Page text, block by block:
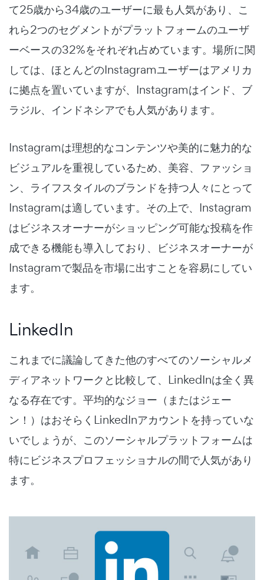
て25歳から34歳のユーザーに最も人気があり、こ
れら2つのセグメントがプラットフォームのユーザ
ーベースの32%をそれぞれ占めています。場所に関
しては、ほとんどのInstagramユーザーはアメリカ
に拠点を置いていますが、Instagramはインド、ブ
ラジル、インドネシアでも人気があります。
Instagramは理想的なコンテンツや美的に魅力的な
ビジュアルを重視しているため、美容、ファッショ
ン、ライフスタイルのブランドを持つ人々にとって
Instagramは適しています。その上で、Instagram
はビジネスオーナーがショッピング可能な投稿を作
成できる機能も導入しており、ビジネスオーナーが
Instagramで製品を市場に出すことを容易にしてい
ます。
LinkedIn
これまでに議論してきた他のすべてのソーシャルメ
ディアネットワークと比較して、LinkedInは全く異
なる存在です。平均的なジョー（またはジェー
ン！）はおそらくLinkedInアカウントを持っていな
いでしょうが、このソーシャルプラットフォームは
特にビジネスプロフェッショナルの間で人気があり
ます。